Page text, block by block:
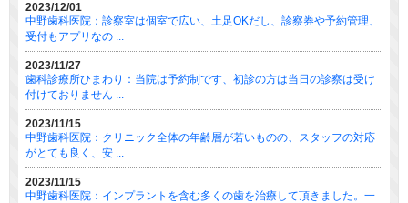
2023/12/01
中野歯科医院：診察室は個室で広い、土足OKだし、診察券や予約管理、
受付もアプリなの ...
2023/11/27
歯科診療所ひまわり：当院は予約制です、初診の方は当日の診察は受け
付けておりません ...
2023/11/15
中野歯科医院：クリニック全体の年齢層が若いものの、スタッフの対応
がとても良く、安 ...
2023/11/15
中野歯科医院：インプラントを含む多くの歯を治療して頂きました。一